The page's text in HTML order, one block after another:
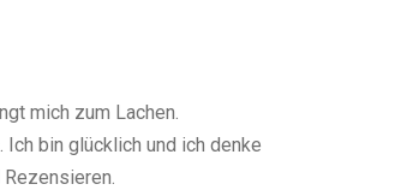
mich zum Lachen.
bin glücklich und ich denke